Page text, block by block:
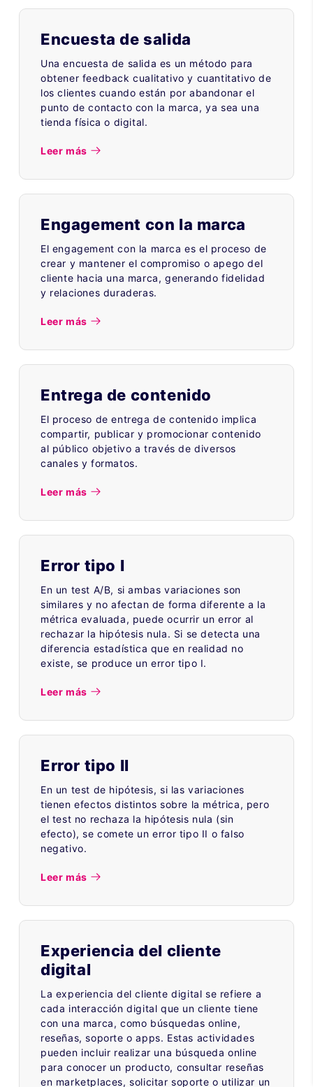
Encuesta de salida
Una encuesta de salida es un método para
obtener feedback cualitativo y cuantitativo de
los clientes cuando están por abandonar el
punto de contacto con la marca, ya sea una
tienda física o digital.
Leer más
Engagement con la marca
El engagement con la marca es el proceso de
crear y mantener el compromiso o apego del
cliente hacia una marca, generando fidelidad
y relaciones duraderas.
Leer más
Entrega de contenido
El proceso de entrega de contenido implica
compartir, publicar y promocionar contenido
al público objetivo a través de diversos
canales y formatos.
Leer más
Error tipo I
En un test A/B, si ambas variaciones son
similares y no afectan de forma diferente a la
métrica evaluada, puede ocurrir un error al
rechazar la hipótesis nula. Si se detecta una
diferencia estadística que en realidad no
existe, se produce un error tipo I.
Leer más
Error tipo II
En un test de hipótesis, si las variaciones
tienen efectos distintos sobre la métrica, pero
el test no rechaza la hipótesis nula (sin
efecto), se comete un error tipo II o falso
negativo.
Leer más
Experiencia del cliente
digital
La experiencia del cliente digital se refiere a
cada interacción digital que un cliente tiene
con una marca, como búsquedas online,
reseñas, soporte o apps. Estas actividades
pueden incluir realizar una búsqueda online
para conocer un producto, consultar reseñas
en marketplaces, solicitar soporte o utilizar un